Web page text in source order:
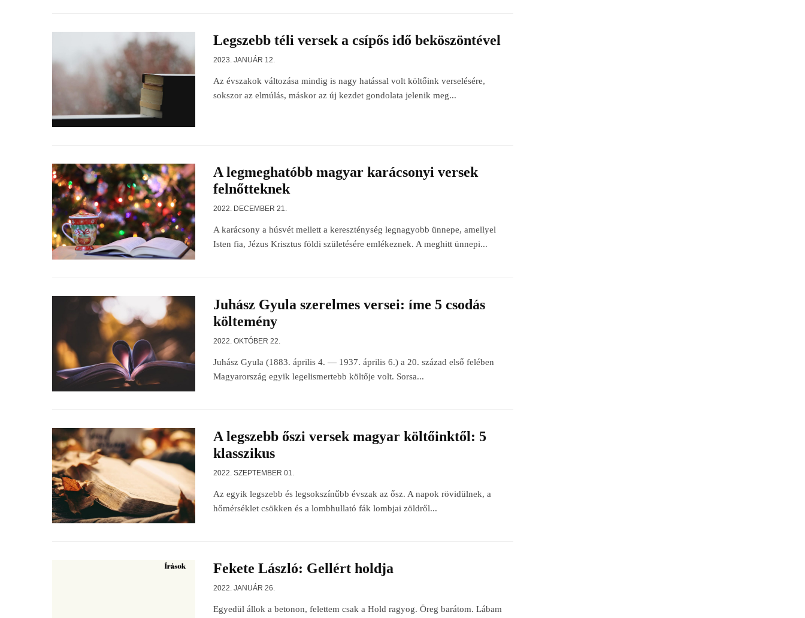
Legszebb téli versek a csípős idő beköszöntével
2023. JANUÁR 12.
Az évszakok változása mindig is nagy hatással volt költőink verselésére,
sokszor az elmúlás, máskor az új kezdet gondolata jelenik meg...
A legmeghatóbb magyar karácsonyi versek
felnőtteknek
2022. DECEMBER 21.
A karácsony a húsvét mellett a kereszténység legnagyobb ünnepe, amellyel
Isten fia, Jézus Krisztus földi születésére emlékeznek. A meghitt ünnepi...
Juhász Gyula szerelmes versei: íme 5 csodás
költemény
2022. OKTÓBER 22.
Juhász Gyula (1883. április 4. — 1937. április 6.) a 20. század első felében
Magyarország egyik legelismertebb költője volt. Sorsa...
A legszebb őszi versek magyar költőinktől: 5
klasszikus
2022. SZEPTEMBER 01.
Az egyik legszebb és legsokszínűbb évszak az ősz. A napok rövidülnek, a
hőmérséklet csökken és a lombhullató fák lombjai zöldről...
Fekete László: Gellért holdja
2022. JANUÁR 26.
Egyedül állok a betonon, felettem csak a Hold ragyog. Öreg barátom. Lábam